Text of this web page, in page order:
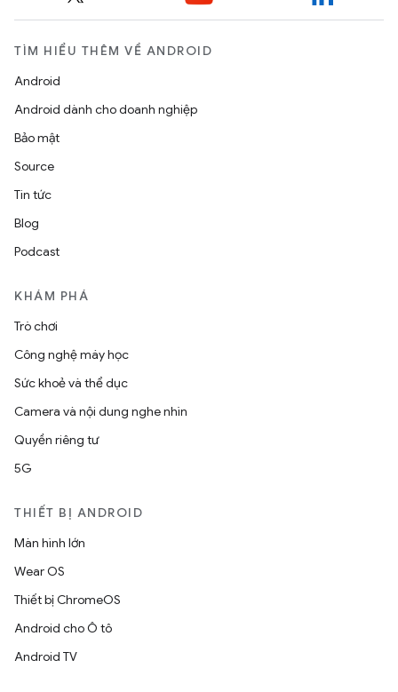
TÌM HIỂU THÊM VỀ ANDROID
Android
Android dành cho doanh nghiệp
Bảo mật
Source
Tin tức
Blog
Podcast
KHÁM PHÁ
Trò chơi
Công nghệ máy học
Sức khoẻ và thể dục
Camera và nội dung nghe nhìn
Quyền riêng tư
5G
THIẾT BỊ ANDROID
Màn hình lớn
Wear OS
Thiết bị ChromeOS
Android cho Ô tô
Android TV